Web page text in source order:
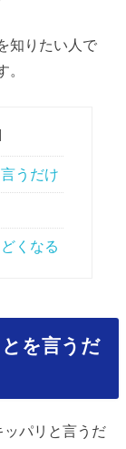
知りたい人で
うだけ
くなる
を言うだ
ッパリと言うだ